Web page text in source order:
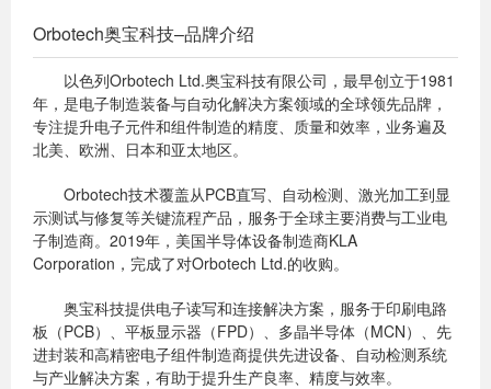
Orbotech奥宝科技–品牌介绍
以色列Orbotech Ltd.奥宝科技有限公司，最早创立于1981
年，是电子制造装备与自动化解决方案领域的全球领先品牌，
专注提升电子元件和组件制造的精度、质量和效率，业务遍及
北美、欧洲、日本和亚太地区。
Orbotech技术覆盖从PCB直写、自动检测、激光加工到显
示测试与修复等关键流程产品，服务于全球主要消费与工业电
子制造商。2019年，美国半导体设备制造商KLA
Corporation，完成了对Orbotech Ltd.的收购。
奥宝科技提供电子读写和连接解决方​​案，服务于印刷电路
板（PCB）、平板显示器（FPD）、多晶半导体（MCN）、先
进封装和高精密电子组件制造商提供先进设备、自动检测系统
与产业解决方案，有助于提升生产良率、精度与效率。